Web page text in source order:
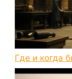
Где и когда